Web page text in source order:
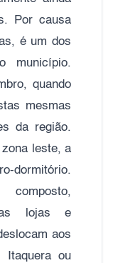
Por causa
é um dos
município.
quando
mesmas
da região.
leste, a
dormitório.
lojas e
aos
Itaquera ou